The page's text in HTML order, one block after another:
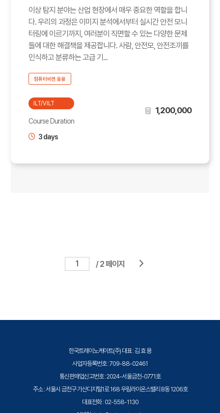
이상 탐지 분야는 산업 현장에서 매우 중요한 역할을 합니
다. 우리의 과정은 이미지 분석에서부터 실시간 안전 모니
터링에 이르기까지, 여러분이 직면할 수 있는 다양한 문제
들에 대한 해결책을 제공합니다. 사람, 안전모, 안전조끼를
인식하고 분류하는 고급 기...
컴퓨터비젼 응용
ILT/VILT
Course Duration
3 days
1,200,000
/ 2 페이지
한국트레이노케이트(주) 대표 : 김 효 용
사업자등록번호 : 709-88-02461
통신판매업신고번호 : 2024-서울금천-0771호
주소 : 서울시 금천구 가산디지털1로 168 우림라이온스밸리 B동 1206호
대표전화 : 02-558-1130